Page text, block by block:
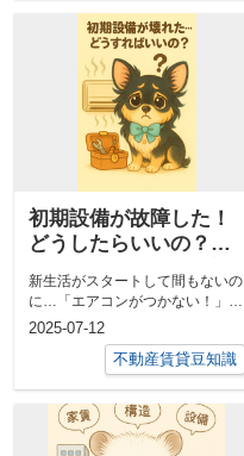
初期設備が故障した！
どうしたらいいの？賃
処法
新生活がスタートして間もないの
に…「エアコンがつかない！」
「お湯が出ない！」「コンロが反
応しない！」...
2025-07-12
不動産賃貸豆知識